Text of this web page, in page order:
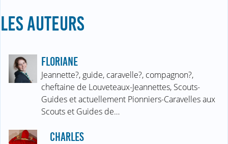
LES AUTEURS
FLORIANE
Jeannette?, guide, caravelle?, compagnon?,
cheftaine de Louveteaux-Jeannettes, Scouts-
Guides et actuellement Pionniers-Caravelles aux
Scouts et Guides de…
CHARLES